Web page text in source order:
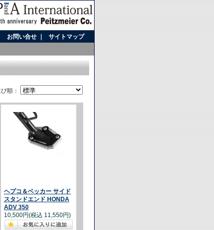
お問い合せ サイトマップ
順：
ヘプコ＆ベッカー サイド
スタンドエンド HONDA
ADV 350
10,500円(税込 11,550円)